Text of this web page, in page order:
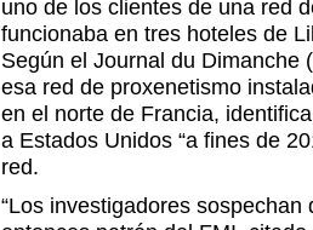
uno de los clientes de una red
funcionaba en tres hoteles de
Según el Journal du Dimanche
esa red de proxenetismo
en el norte de Francia,
a Estados Unidos “a fines de
red.
“Los investigadores